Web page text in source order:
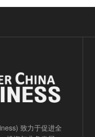
致力于促进全